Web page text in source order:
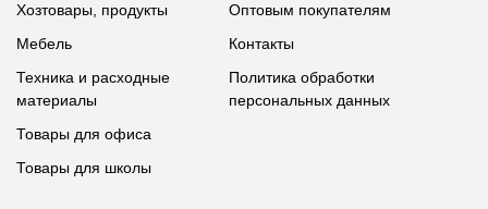
Хозтовары, продукты
Мебель
Техника и расходные
материалы
Товары для офиса
Товары для школы
Оптовым покупателям
Контакты
Политика обработки
персональных данных